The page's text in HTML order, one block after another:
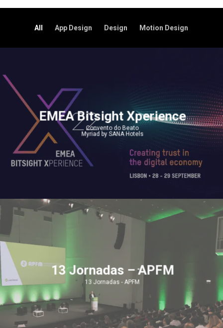
All App Design Design Motion Design
EMEA Bitsight Xperience
Convento do Beato
Myriad by SANA Hotels
13 Jornadas – APFM
13 Jornadas - APFM